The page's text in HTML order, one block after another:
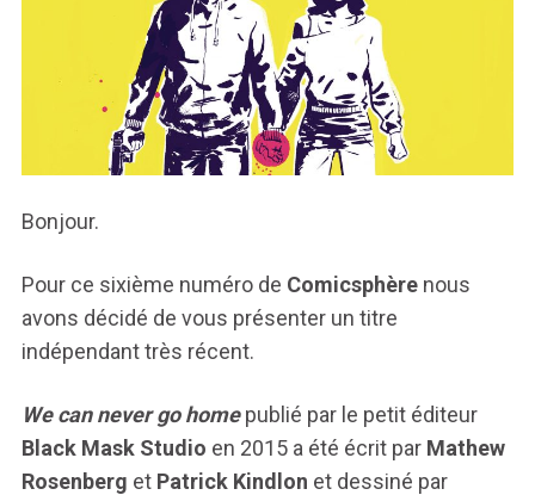
Bonjour.
Pour ce sixième numéro de Comicsphèrenous
avons décidé de vous présenter un titre
indépendant très récent.
We can never go homepublié par le petit éditeur
Black Mask Studio en 2015 a été écrit par Mathew
Rosenberg etPatrick Kindlon et dessiné par